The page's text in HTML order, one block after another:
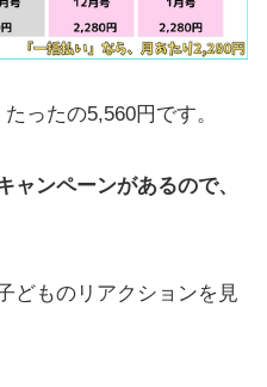
ったの5,560円です。
ャンペーンがあるので、
どものリアクションを見